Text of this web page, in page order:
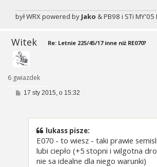
był WRX powered by Jako & PB98 i STi MY'05
Witek
6 gwiazdek
Re: Letnie 225/45/17 inne niż RE070?
P17 sty 2015, o 15:32
lukass pisze:
E070 - to wiesz - taki prawie
lubi ciepło (+5 stopni i wilgotna
nie sa idealne dla niego warunki)